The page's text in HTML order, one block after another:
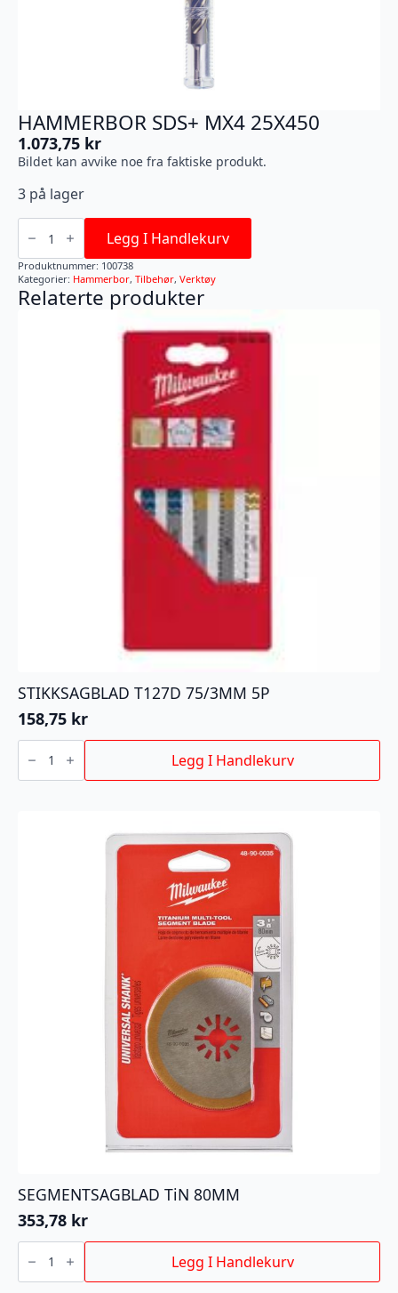
HAMMERBOR SDS+ MX4 25X450
1.073,75 kr
Bildet kan avvike noe fra faktiske produkt.
3 på lager
HAMMERBOR
SDS+
25X450
antall
Legg I Handlekurv
Produktnummer: 100738
Kategorier: Hammerbor, Tilbehør, Verktøy
Relaterte produkter
STIKKSAGBLAD T127D 75/3MM 5P
158,75 kr
STIKKSAGBLAD
T127D
75/3MM
5P
Legg I Handlekurv
SEGMENTSAGBLAD TiN 80MM
353,78 kr
SEGMENTSAGBLAD
TiN
80MM
antall
Legg I Handlekurv